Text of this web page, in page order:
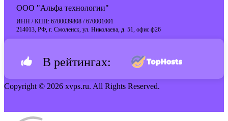
ООО "Альфа технологии"
ИНН / КПП: 6700039808 / 670001001
214013, РФ, г. Смоленск, ул. Николаева, д. 51, офис ф26
В рейтингах:
Copyright © 2026 xvps.ru. All Rights Reserved.